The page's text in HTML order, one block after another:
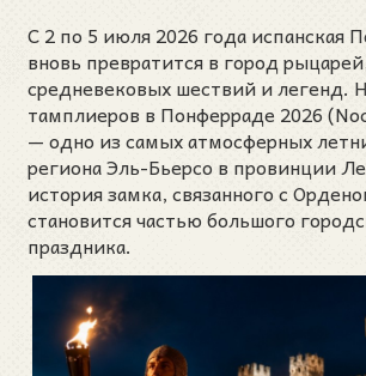
С 2 по 5 июля 2026 года испанская
вновь превратится в город
средневековых шествий и легенд.
тамплиеров в Понферраде 2026
— одно из самых атмосферных
региона Эль-Бьерсо в провинции
история замка, связанного с
становится частью большого
праздника.